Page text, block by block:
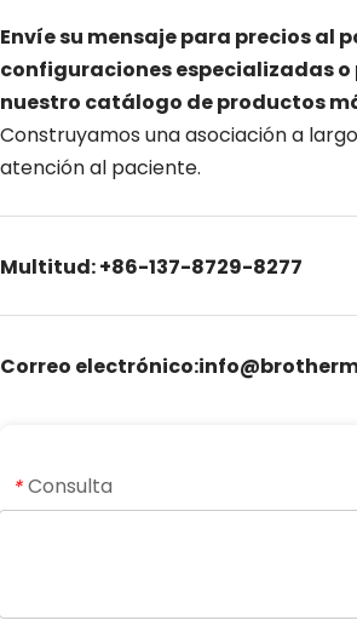
Envíe su mensaje para precios al
configuraciones especializadas
Construyamos una asociación a
atención al paciente.
Multitud: +86-137-8729-8277
Correo
* Consulta